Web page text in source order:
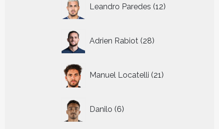
Leandro Paredes 12
producten
Adrien Rabiot 28
producten
Manuel Locatelli 21
producten
Danilo 6
producten